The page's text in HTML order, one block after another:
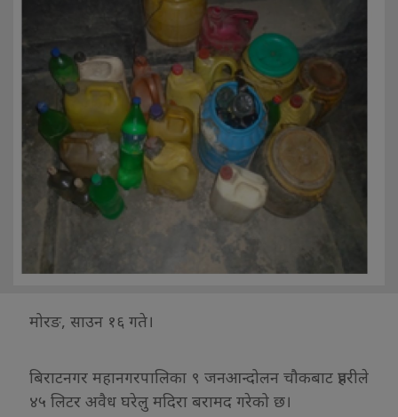
मोरङ, साउन १६ गते।
बिराटनगर महानगरपालिका ९ जनआन्दोलन चौकबाट प्रहरीले
४५ लिटर अवैध घरेलु मदिरा बरामद गरेको छ।